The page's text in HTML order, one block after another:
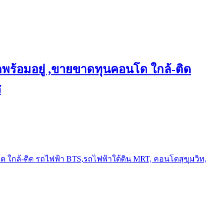
ร้อมอยู่ ,ขายขาดทุนคอนโด ใกล้-ติด
กล้-ติด รถไฟฟ้า BTS,รถไฟฟ้าใต้ดิน MRT, คอนโดสุขุมวิท,